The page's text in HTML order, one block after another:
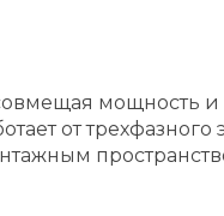
мощность и
от трехфазного